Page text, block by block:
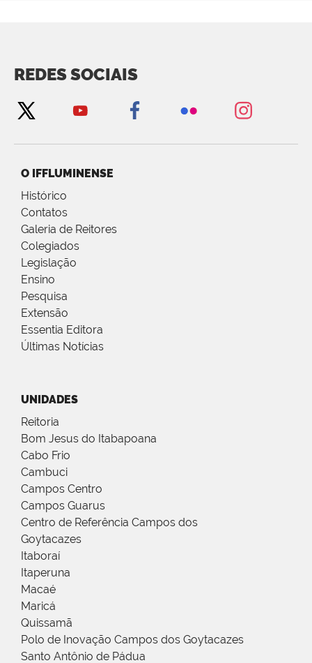
REDES SOCIAIS
O IFFLUMINENSE
Histórico
Contatos
Galeria de Reitores
Colegiados
Legislação
Ensino
Pesquisa
Extensão
Essentia Editora
Últimas Notícias
UNIDADES
Reitoria
Bom Jesus do Itabapoana
Cabo Frio
Cambuci
Campos Centro
Campos Guarus
Centro de Referência Campos dos
Goytacazes
Itaboraí
Itaperuna
Macaé
Maricá
Quissamã
Polo de Inovação Campos dos Goytacazes
Santo Antônio de Pádua